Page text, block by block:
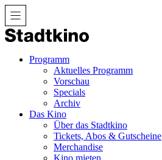
Zum
Inhalt
Programm
Aktuelles Programm
Vorschau
Specials
Archiv
Das Kino
Über das Stadtkino
Tickets, Abos & Gutscheine
Merchandise
Kino mieten